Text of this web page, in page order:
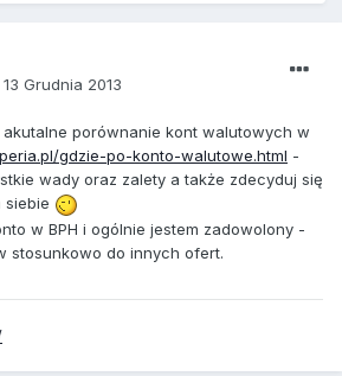
13 Grudnia 2013
porównanie kont walutowych w
gdzie-po-konto-walutowe.html -
wady oraz zalety a także zdecyduj się
siebie
w BPH i ogólnie jestem zadowolony -
stosunkowo do innych ofert.